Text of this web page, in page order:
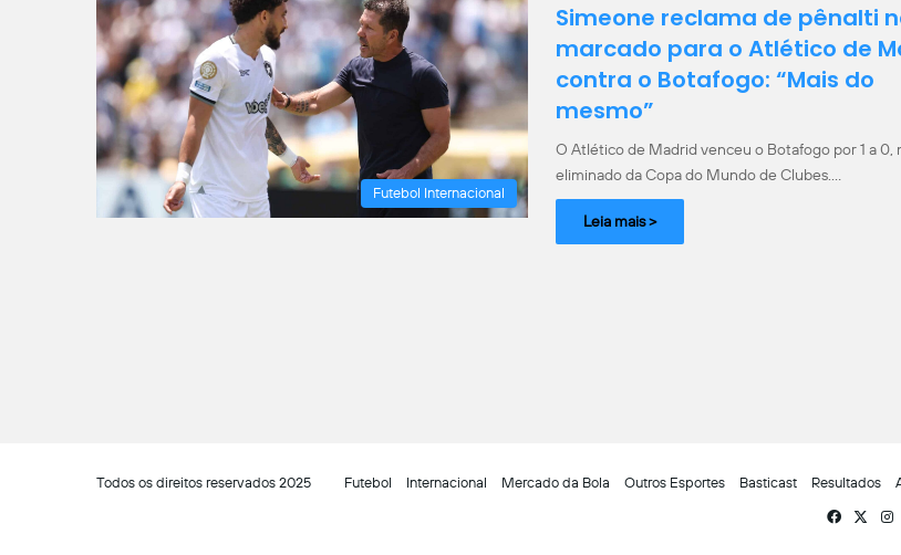
Futebol Internacional
Simeone reclama de pênalti
marcado para o Atlético de
contra o Botafogo: “Mais do
mesmo”
O Atlético de Madrid venceu o Botafogo por 1 a 0,
eliminado da Copa do Mundo de Clubes.…
Leia mais >
Todos os direitos reservados 2025 Futebol Internacional Mercado da Bola Outros Esportes Basticast Resultados
Facebook
X